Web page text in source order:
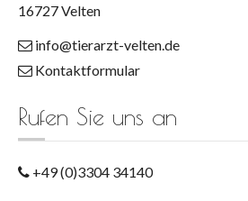
16727 Velten
info@tierarzt-velten.de
Kontaktformular
Rufen Sie uns an
+49 (0)3304 34140